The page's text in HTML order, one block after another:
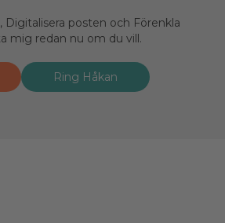
Digitalisera posten och Förenkla
mig redan nu om du vill.
Ring Håkan